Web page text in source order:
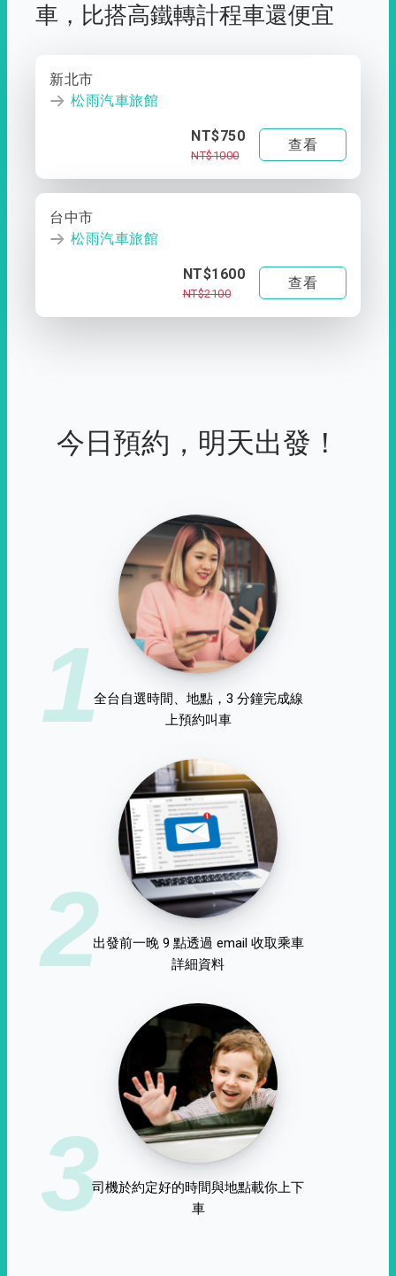
車， 比搭高鐵轉計程車還便宜
新北市
松雨汽車旅館
NT$750
NT$1000
查看
台中市
松雨汽車旅館
NT$1600
NT$2100
查看
今日預約，明天出發！
1全台自選時間、地點，3 分鐘完成線
上預約叫車
2出發前一晚 9 點透過 email 收取乘車
詳細資料
3司機於約定好的時間與地點載你上下
車